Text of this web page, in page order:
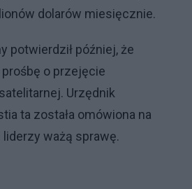
dolarów miesięcznie.
potwierdził później, że
o przejęcie
Urzędnik
ta została omówiona na
ważą sprawę.